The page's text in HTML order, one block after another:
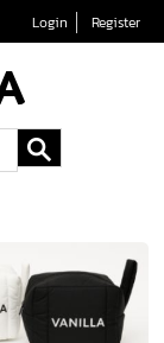
Login Register